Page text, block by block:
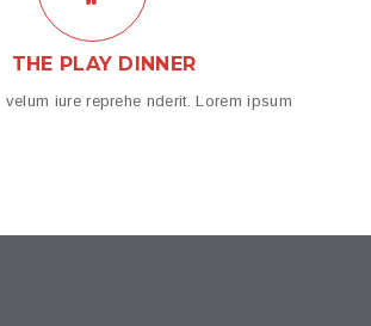
THE PLAY DINNER
iure reprehe nderit. Lorem ipsum